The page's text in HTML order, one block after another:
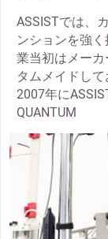
ASSISTでは、
ンションを強
業当初はメー
タムメイドして
2007年に
QUANTUM
thumbnail